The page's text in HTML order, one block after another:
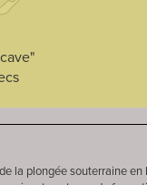
la plongée souterraine en